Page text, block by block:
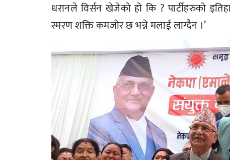
धरानले विर्सन खेजेको हो कि ? पार्टीहरुको
स्मरण शक्ति कमजोर छ भन्ने मलाई लाग्दैन ।’